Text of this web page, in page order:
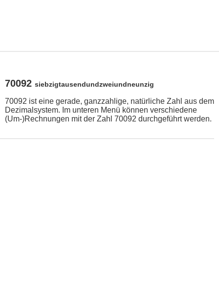
70092 siebzigtausendundzweiundneunzig
70092 ist eine gerade, ganzzahlige, natürliche Zahl aus dem
Dezimalsystem. Im unteren Menü können verschiedene
(Um-)Rechnungen mit der Zahl 70092 durchgeführt werden.